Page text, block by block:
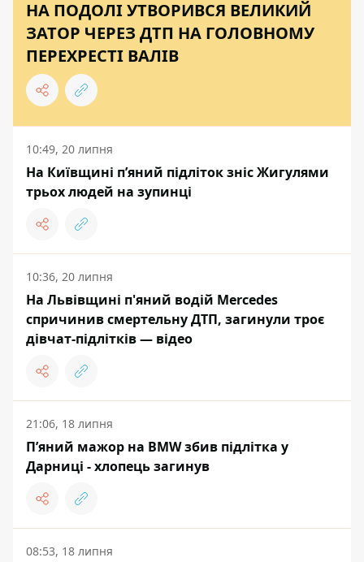
НА ПОДОЛІ УТВОРИВСЯ ВЕЛИКИЙ
ЗАТОР ЧЕРЕЗ ДТП НА ГОЛОВНОМУ
ПЕРЕХРЕСТІ ВАЛІВ
10:49, 20 липня
На Київщині п’яний підліток зніс Жигулями
трьох людей на зупинці
10:36, 20 липня
На Львівщині п'яний водій Mercedes
спричинив смертельну ДТП, загинули троє
дівчат-підлітків — відео
21:06, 18 липня
Пʼяний мажор на BMW збив підлітка у
Дарниці - хлопець загинув
08:53, 18 липня